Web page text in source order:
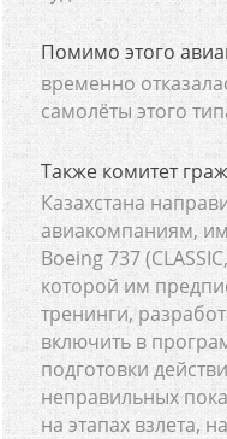
Помимо этого
временно
самолёты этого
Также комитет
Казахстана
авиакомпаниям,
Boeing 737
которой им
тренинги,
включить в
подготовки
неправильных
на этапах взлета,